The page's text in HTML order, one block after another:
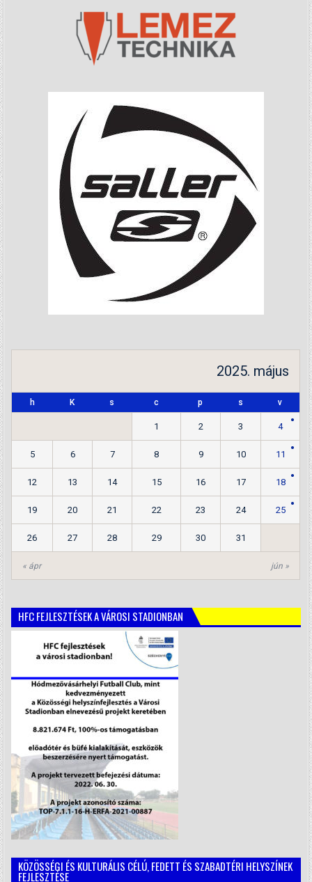
2025. május
h K s c p s v
« ápr jún »
1 2 3 4
5 6 7 8 9 10 11
12 13 14 15 16 17 18
19 20 21 22 23 24 25
26 27 28 29 30 31
HFC FEJLESZTÉSEK A VÁROSI STADIONBAN
KÖZÖSSÉGI ÉS KULTURÁLIS CÉLÚ, FEDETT ÉS SZABADTÉRI HELYSZÍNEK
FEJLESZTÉSE